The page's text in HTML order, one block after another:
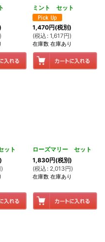
)
ミント セット
1,470円(税別)
(税込 : 1,617円)
在庫数 在庫あり
ット
)
ローズマリー セット
1,830円(税別)
(税込 : 2,013円)
在庫数 在庫あり